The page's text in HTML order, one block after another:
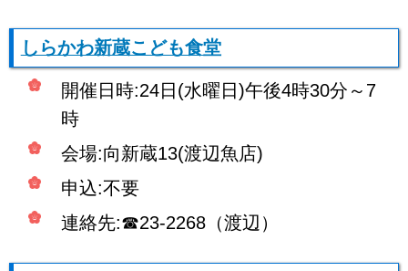
しらかわ新蔵こども食堂
開催日時:24日(水曜日)午後4時30分～7
時
会場:向新蔵13(渡辺魚店)
申込:不要
連絡先:☎23-2268（渡辺）